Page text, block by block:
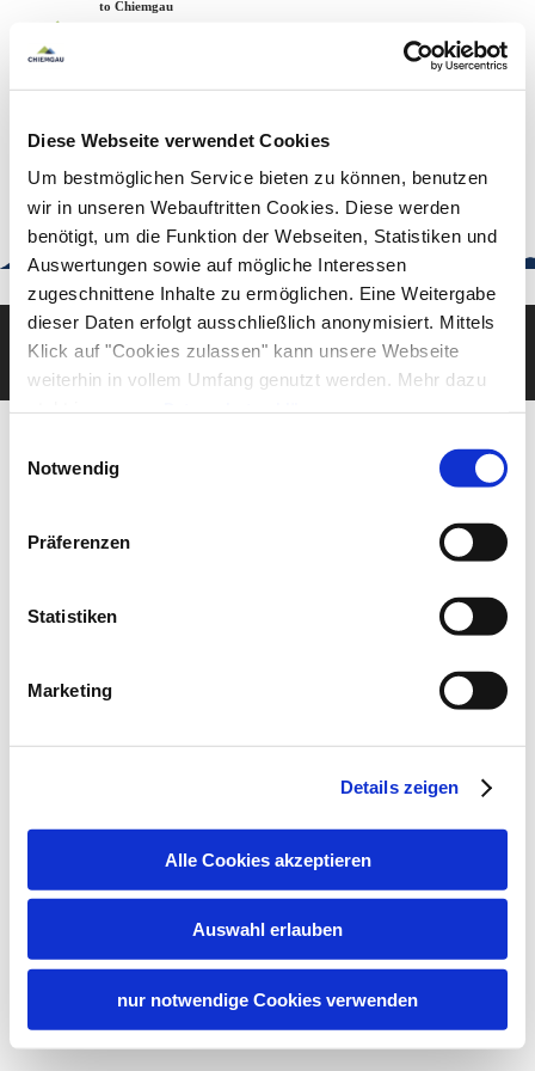
Diese Webseite verwendet Cookies
Um bestmöglichen Service bieten zu können, benutzen
wir in unseren Webauftritten Cookies. Diese werden
benötigt, um die Funktion der Webseiten, Statistiken und
Auswertungen sowie auf mögliche Interessen
zugeschnittene Inhalte zu ermöglichen. Eine Weitergabe
dieser Daten erfolgt ausschließlich anonymisiert. Mittels
Klick auf "Cookies zulassen" kann unsere Webseite
weiterhin in vollem Umfang genutzt werden. Mehr dazu
steht in unserer Datenschutzerklärung.
gelistet.
Notwendig
Präferenzen
Statistiken
Marketing
Details zeigen
Alle Cookies akzeptieren
Auswahl erlauben
nur notwendige Cookies verwenden
Back to the home page
Welcome to Chiemgau
urlaub@chiemgau.bayern
+49 (861) 988 231-20
Good to know
Deutsch English